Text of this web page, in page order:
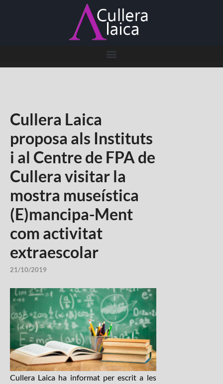
Cullera Laica
proposa als Instituts
i al Centre de FPA de
Cullera visitar la
mostra museística
(E)mancipa-Ment
com activitat
extraescolar
21/10/2019
Cullera Laica ha informat per escrit a les